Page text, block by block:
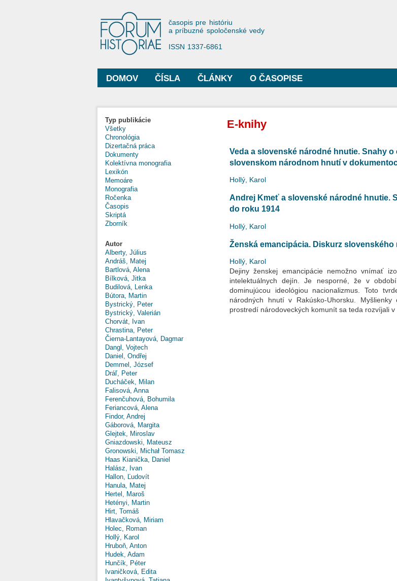
Forum Historiae
časopis pre históriu
a príbuzné spoločenské vedy
ISSN 1337-6861
Hlavné menu
DOMOV ČÍSLA ČLÁNKY O ČASOPISE
Typ publikácie
Všetky
Chronológia
Dizertačná práca
Dokumenty
Kolektívna monografia
Lexikón
Memoáre
Monografia
Ročenka
Časopis
Skriptá
Zborník
Autor
Alberty, Július
Andráš, Matej
Bartlová, Alena
Bílková, Jitka
Budilová, Lenka
Bútora, Martin
Bystrický, Peter
Bystrický, Valerián
Chorvát, Ivan
Chrastina, Peter
Čierna-Lantayová, Dagmar
Dangl, Vojtech
Daniel, Ondřej
Demmel, József
Dráľ, Peter
Ducháček, Milan
Falisová, Anna
Ferenčuhová, Bohumila
Feriancová, Alena
Findor, Andrej
Gáborová, Margita
Glejtek, Miroslav
Gniazdowski, Mateusz
Gronowski, Michał Tomasz
Haas Kianička, Daniel
Halász, Ivan
Hallon, Ľudovít
Hanula, Matej
Hertel, Maroš
Hetényi, Martin
Hirt, Tomáš
Hlavačková, Miriam
Holec, Roman
Hollý, Karol
Hruboň, Anton
Hudek, Adam
Hunčík, Péter
Ivaničková, Edita
E-knihy
Veda a slovenské národné hnutie. Snahy
slovenskom národnom hnutí v
Hollý, Karol
Andrej Kmeť a slovenské národné hnutie.
do roku 1914
Hollý, Karol
Ženská emancipácia. Diskurz
Hollý, Karol
Dejiny ženskej emancipácie nemožno vnímať
intelektuálnych dejín. Je nesporné, že v
dominujúcou ideológiou nacionalizmus. Toto
národných hnutí v Rakúsko-Uhorsku.
prostredí národoveckých komunít sa teda rozvíjali